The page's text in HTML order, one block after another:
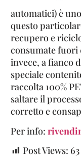
automatici) è
questo
recupero e
consumate
invece, a fianco
speciale
raccolta 100%
saltare il
corretto e
Per info:
Post Views: 63